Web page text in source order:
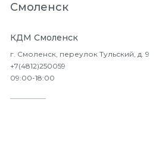
Смоленск
КДМ Смоленск
г. Смоленск, переулок Тульский, д. 9
+7(4812)250059
09:00-18:00